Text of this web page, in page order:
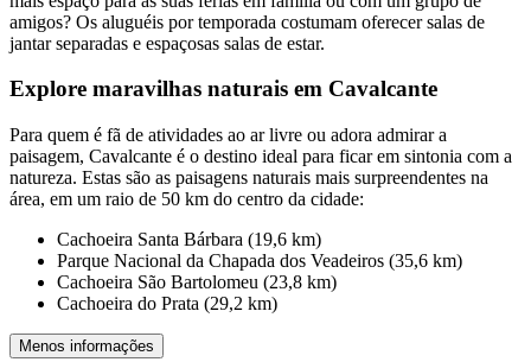
amigos? Os aluguéis por temporada costumam oferecer salas de
jantar separadas e espaçosas salas de estar.
Explore maravilhas naturais em Cavalcante
Para quem é fã de atividades ao ar livre ou adora admirar a
paisagem, Cavalcante é o destino ideal para ficar em sintonia com a
natureza. Estas são as paisagens naturais mais surpreendentes na
área, em um raio de 50 km do centro da cidade:
Cachoeira Santa Bárbara (19,6 km)
Parque Nacional da Chapada dos Veadeiros (35,6 km)
Cachoeira São Bartolomeu (23,8 km)
Cachoeira do Prata (29,2 km)
Menos informações